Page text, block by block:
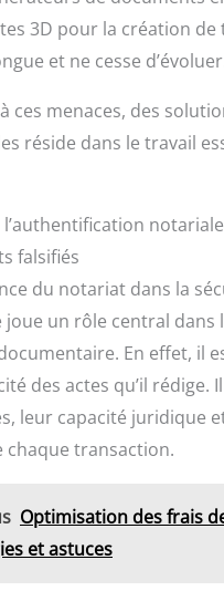
3D pour la création de
et ne cesse
ces menaces, des
réside dans le travail
l’authentification
falsifiés
du notariat dans la
joue un rôle central dans
En effet, il
des actes qu’il rédige.
leur capacité juridique
chaque transaction.
Optimisation des frais
et astuces